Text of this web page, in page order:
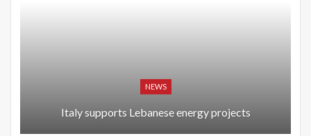
NEWS
Italy supports Lebanese energy projects